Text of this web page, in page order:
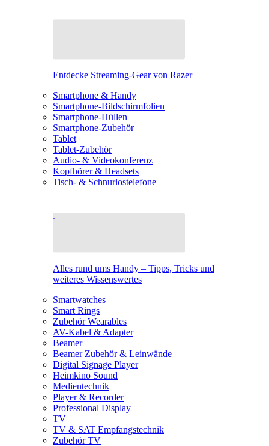
Entdecke Streaming-Gear von Razer
Smartphone & Handy
Smartphone-Bildschirmfolien
Smartphone-Hüllen
Smartphone-Zubehör
Tablet
Tablet-Zubehör
Audio- & Videokonferenz
Kopfhörer & Headsets
Tisch- & Schnurlostelefone
Alles rund ums Handy – Tipps, Tricks und
weiteres Wissenswertes
Smartwatches
Smart Rings
Zubehör Wearables
AV-Kabel & Adapter
Beamer
Beamer Zubehör & Leinwände
Digital Signage Player
Heimkino Sound
Medientechnik
Player & Recorder
Professional Display
TV
TV & SAT Empfangstechnik
Zubehör TV